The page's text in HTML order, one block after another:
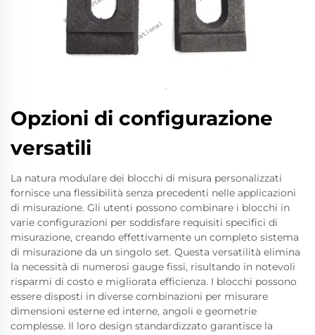
Opzioni di configurazione
versatili
La natura modulare dei blocchi di misura personalizzati
fornisce una flessibilità senza precedenti nelle applicazioni
di misurazione. Gli utenti possono combinare i blocchi in
varie configurazioni per soddisfare requisiti specifici di
misurazione, creando effettivamente un completo sistema
di misurazione da un singolo set. Questa versatilità elimina
la necessità di numerosi gauge fissi, risultando in notevoli
risparmi di costo e migliorata efficienza. I blocchi possono
essere disposti in diverse combinazioni per misurare
dimensioni esterne ed interne, angoli e geometrie
complesse. Il loro design standardizzato garantisce la